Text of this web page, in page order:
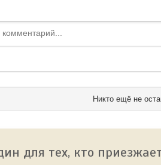
Никто ещё не
для тех, кто